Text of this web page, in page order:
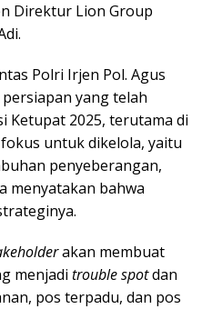
Direktur Lion Group
Polri Irjen Pol. Agus
yang telah
Ketupat 2025, terutama di
untuk dikelola, yaitu
penyeberangan,
menyatakan bahwa
akan membuat
menjadi trouble spotdan
pos terpadu, dan pos